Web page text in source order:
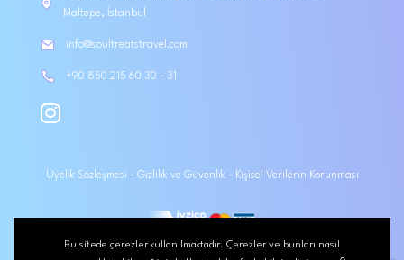
Maltepe, İstanbul
info@soultreatstravel.com
+90 850 215 60 30 - 31
Üyelik Sözleşmesi - Gizlilik ve Güvenlik - Kişisel Verilerin Korunması
Bu sitede çerezler kullanılmaktadır. Çerezler ve bunları nasıl